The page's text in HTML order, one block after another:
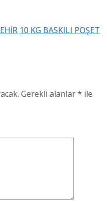
10 KG BASKILI POŞET
Gerekli alanlar* ile